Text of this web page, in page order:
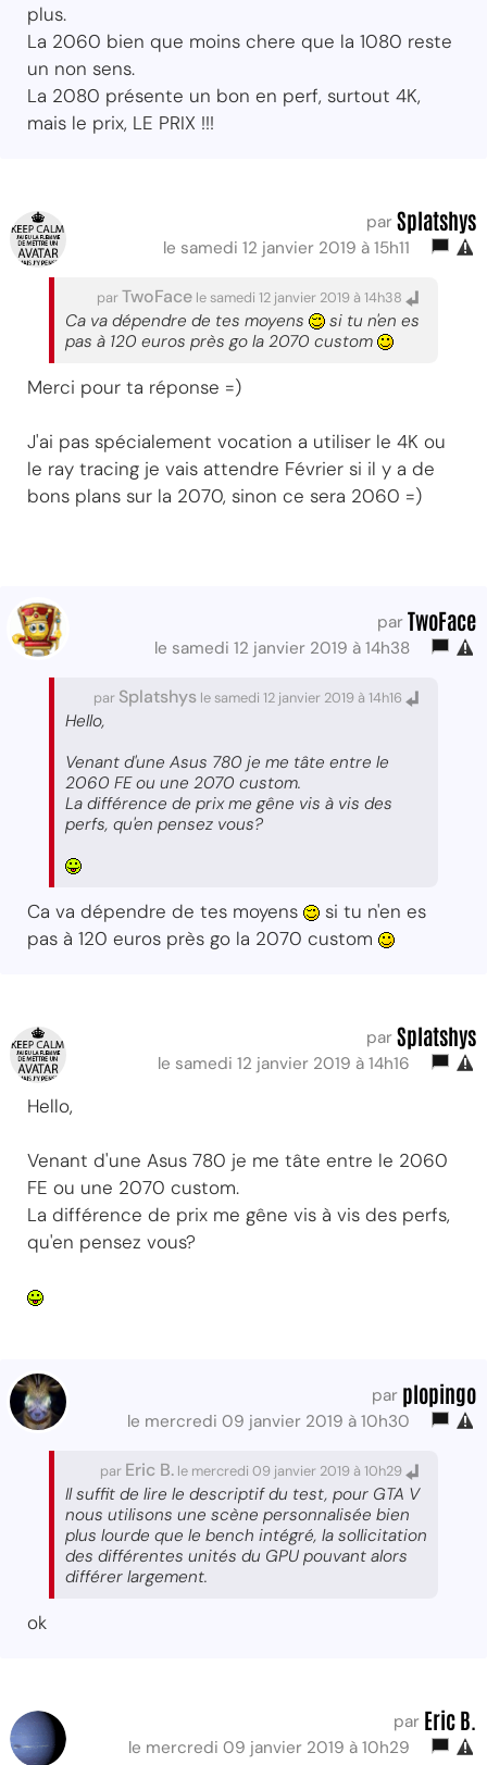
plus.
La 2060 bien que moins chere que la 1080 reste
un non sens.
La 2080 présente un bon en perf, surtout 4K,
mais le prix, LE PRIX !!!
par Splatshys
le samedi 12 janvier 2019 à 15h11
parTwoFace le samedi 12 janvier 2019 à 14h38
Ca va dépendre de tes moyens
si tu n'en es
pas à 120 euros près go la 2070 custom
Merci pour ta réponse =)
J'ai pas spécialement vocation a utiliser le 4K ou
le ray tracing je vais attendre Février si il y a de
bons plans sur la 2070, sinon ce sera 2060 =)
par TwoFace
le samedi 12 janvier 2019 à 14h38
par Splatshys le samedi 12 janvier 2019 à 14h16
Hello,
Venant d'une Asus 780 je me tâte entre le
2060 FE ou une 2070 custom.
La différence de prix me gêne vis à vis des
perfs, qu'en pensez vous?
Ca va dépendre de tes moyens
si tu n'en es
pas à 120 euros près go la 2070 custom
par Splatshys
le samedi 12 janvier 2019 à 14h16
Hello,
Venant d'une Asus 780 je me tâte entre le 2060
FE ou une 2070 custom.
La différence de prix me gêne vis à vis des perfs,
qu'en pensez vous?
par plopingo
le mercredi 09 janvier 2019 à 10h30
par Eric B. le mercredi 09 janvier 2019 à 10h29
Il suffit de lire le descriptif du test, pour GTA V
nous utilisons une scène personnalisée bien
plus lourde que le bench intégré, la sollicitation
des différentes unités du GPU pouvant alors
différer largement.
ok
par Eric B.
le mercredi 09 janvier 2019 à 10h29